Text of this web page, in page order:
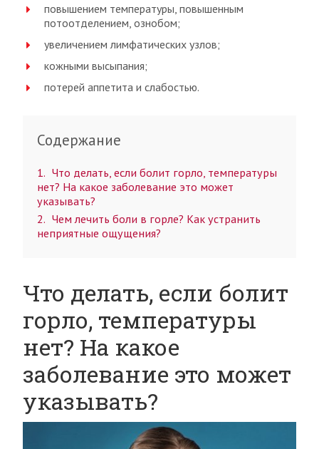
повышением температуры, повышенным
потоотделением, ознобом;
увеличением лимфатических узлов;
кожными высыпания;
потерей аппетита и слабостью.
Содержание
1
Что делать, если болит горло, температуры
нет? На какое заболевание это может
указывать?
2
Чем лечить боли в горле? Как устранить
неприятные ощущения?
Что делать, если болит
горло, температуры
нет? На какое
заболевание это может
указывать?